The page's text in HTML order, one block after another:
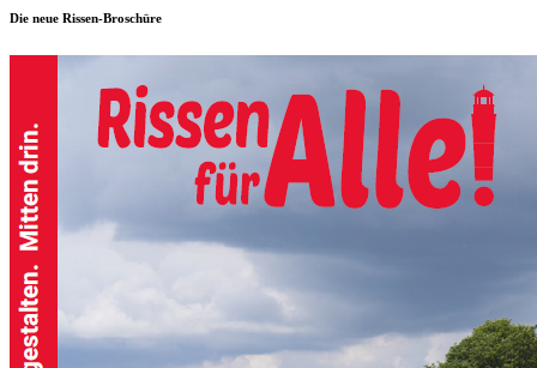
Die neue Rissen-Broschüre